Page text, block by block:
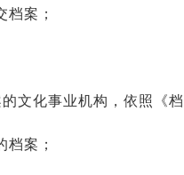
档案；
文化事业机构，依照《
档案；